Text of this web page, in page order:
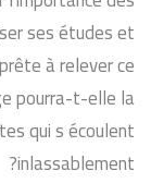
ses études et
à relever ce
pourra-t-elle la
qui s écoulent
inlassablement?